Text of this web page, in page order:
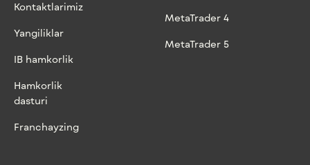
Kontaktlarimiz
Yangiliklar
IB hamkorlik
Hamkorlik
dasturi
Franchayzing
MetaTrader 4
MetaTrader 5